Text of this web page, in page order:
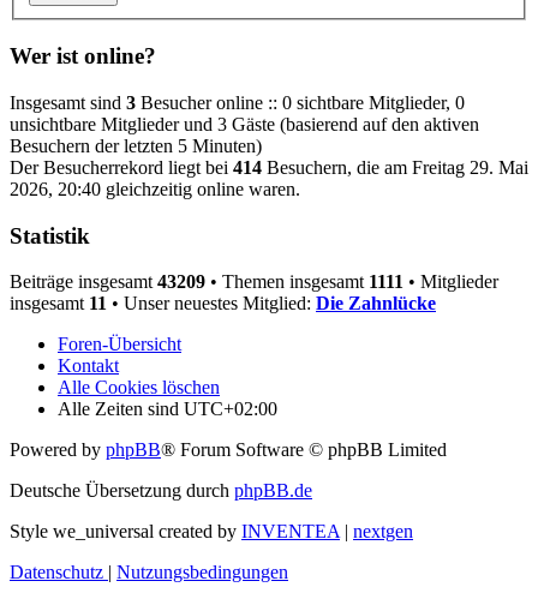
Wer ist online?
Insgesamt sind 3 Besucher online :: 0 sichtbare Mitglieder, 0
unsichtbare Mitglieder und 3 Gäste (basierend auf den aktiven
Besuchern der letzten 5 Minuten)
Der Besucherrekord liegt bei 414 Besuchern, die am Freitag 29. Mai
2026, 20:40 gleichzeitig online waren.
Statistik
Beiträge insgesamt 43209 • Themen insgesamt 1111 • Mitglieder
insgesamt 11 • Unser neuestes Mitglied: Die Zahnlücke
Foren-Übersicht
Kontakt
Alle Cookies löschen
Alle Zeiten sind UTC+02:00
Powered by phpBB® Forum Software © phpBB Limited
Deutsche Übersetzung durch phpBB.de
Style we_universal created by INVENTEA | nextgen
Datenschutz | Nutzungsbedingungen